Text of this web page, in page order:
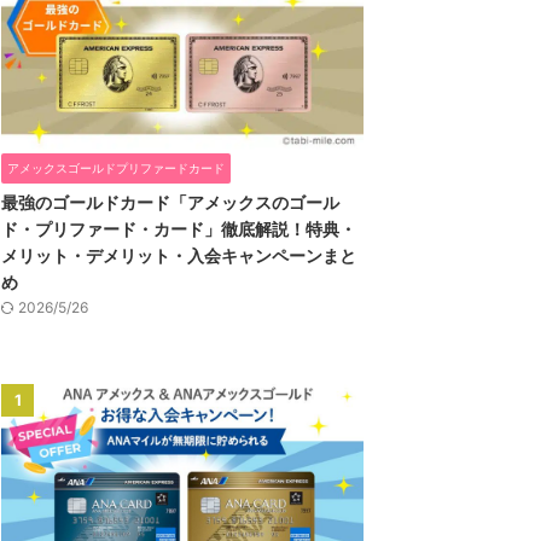
アメックスゴールドプリファードカード
最強のゴールドカード「アメックスのゴール
ド・プリファード・カード」徹底解説！特典・
メリット・デメリット・入会キャンペーンまと
め
2026/5/26
1